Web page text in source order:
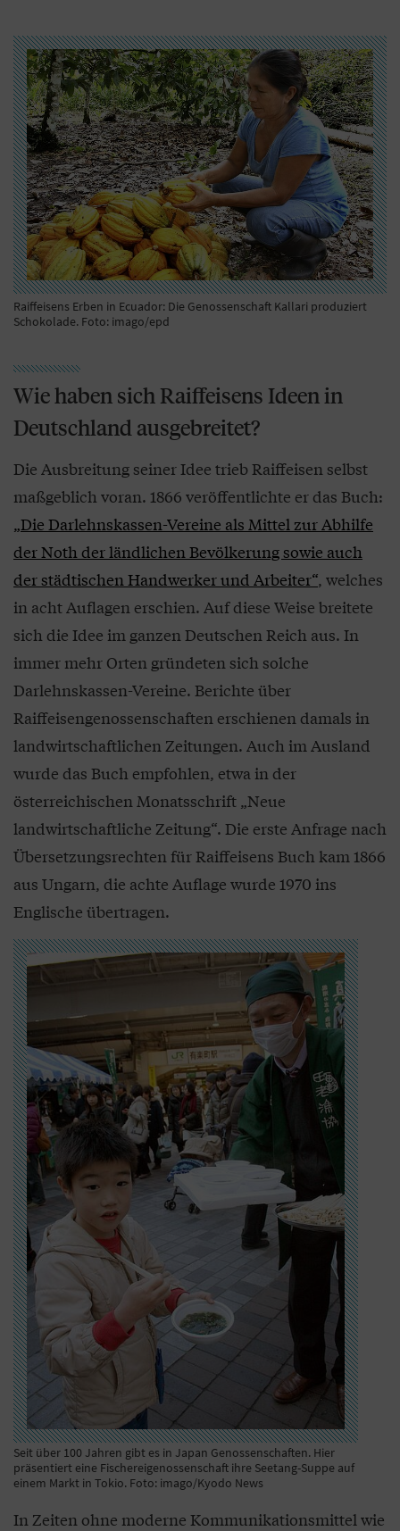
Raiffeisens Erben in Ecuador: Die Genossenschaft Kallari produziert
Schokolade. Foto: imago/epd
Wie haben sich Raiffeisens Ideen in
Deutschland ausgebreitet?
Die Ausbreitung seiner Idee trieb Raiffeisen selbst
maßgeblich voran. 1866 veröffentlichte er das Buch:
„Die Darlehnskassen-Vereine als Mittel zur Abhilfe
der Noth der ländlichen Bevölkerung sowie auch
der städtischen Handwerker und Arbeiter“, welches
in acht Auflagen erschien. Auf diese Weise breitete
sich die Idee im ganzen Deutschen Reich aus. In
immer mehr Orten gründeten sich solche
Darlehnskassen-Vereine. Berichte über
Raiffeisengenossenschaften erschienen damals in
landwirtschaftlichen Zeitungen. Auch im Ausland
wurde das Buch empfohlen, etwa in der
österreichischen Monatsschrift „Neue
landwirtschaftliche Zeitung“. Die erste Anfrage nach
Übersetzungsrechten für Raiffeisens Buch kam 1866
aus Ungarn, die achte Auflage wurde 1970 ins
Englische übertragen.
Seit über 100 Jahren gibt es in Japan Genossenschaften. Hier
präsentiert eine Fischereigenossenschaft ihre Seetang-Suppe auf
einem Markt in Tokio. Foto: imago/Kyodo News
In Zeiten ohne moderne Kommunikationsmittel wie